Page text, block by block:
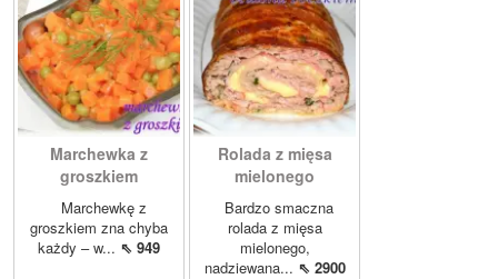
Marchewka z
groszkiem
Marchewkę z
groszkiem zna chyba
każdy – w... ⇖ 949
Rolada z mięsa
mielonego
Bardzo smaczna
rolada z mięsa
mielonego,
nadziewana... ⇖ 2900